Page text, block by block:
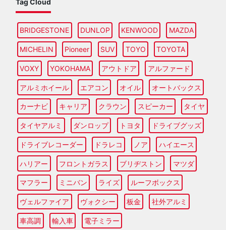
Tag Cloud
BRIDGESTONE DUNLOP KENWOOD MAZDA
MICHELIN Pioneer SUV TOYO TOYOTA
VOXY YOKOHAMA アウトドア アルファード
アルミホイール エアコン オイル オートバックス
カーナビ キャリア クラウン スピーカー タイヤ
タイヤアルミ ダンロップ トヨタ ドライブグッズ
ドライブレコーダー ドラレコ ノア ハイエース
ハリアー フロントガラス ブリヂストン マツダ
マフラー ミニバン ライズ ルーフボックス
ヴェルファイア ヴォクシー 板金 社外アルミ
車高調 輸入車 電子ミラー